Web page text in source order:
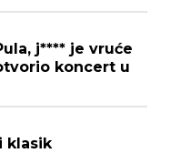
j**** je vruće
koncert u
klasik